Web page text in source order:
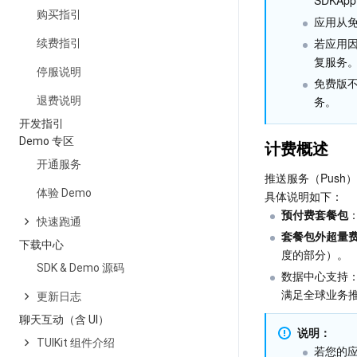
购买指引
续费指引
停服说明
退费说明
开发指引
Demo 专区
开通服务
体验 Demo
快速跑通
下载中心
SDK & Demo 源码
更新日志
聊天互动（含 UI）
TUIKit 组件介绍
应用从
若应用
复服务
免费版
务。
计费概述
推送服务（Push
具体说明如下：
预付费套餐包
套餐包外超量
度的部分）。
数据中心支持
满足全球业务
说明：
若您的